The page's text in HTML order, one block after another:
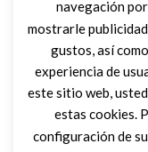
navegación
mostrarle
gustos, así
experiencia de
este sitio web,
estas cookies.
configuración de